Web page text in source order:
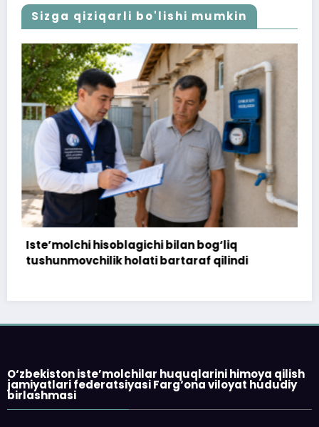
Sizga qiziqarli bo'lishi mumkin
hisoblagichi bilan bog‘liq
holati bartaraf qilindi
O‘zbekiston iste’molchilar huquqlarini himoya qilish
jamiyatlari federatsiyasi Farg‘ona viloyat hududiy
birlashmasi